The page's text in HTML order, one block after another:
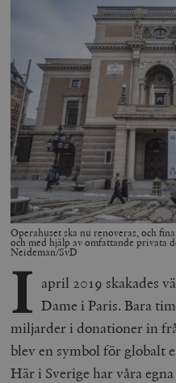
Operahuset ska nu renoveras, och
och med hjälp av omfattande privata
Neideman/SvD
I april 2019 skakades
Dame i Paris. Bara
miljarder i donationer in
blev en symbol för globalt
Här i Sverige har våra